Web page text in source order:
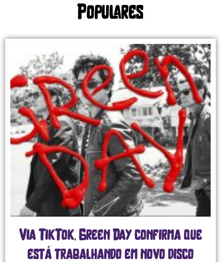
Populares
Via TikTok, Green Day confirma que
está trabalhando em novo disco